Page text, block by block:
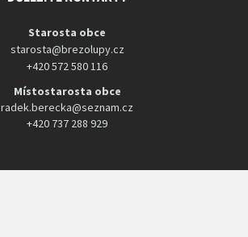
Starosta obce
starosta@brezolupy.cz
+420 572 580 116
Místostarosta obce
radek.berecka@seznam.cz
+420 737 288 929